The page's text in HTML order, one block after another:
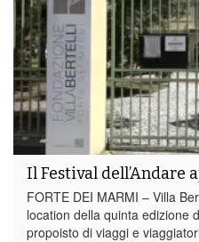
Il Festival dell’Andare
FORTE DEI MARMI – Villa
location della quinta edizione
propoisto di viaggi e